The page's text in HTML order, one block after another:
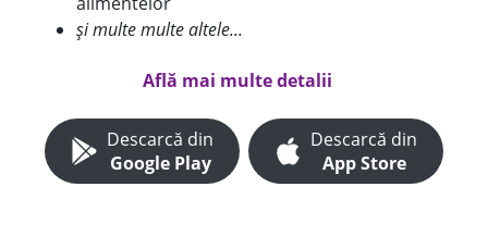
și multe multe altele...
Află mai multe detalii
Descarcă din
Google Play
Descarcă din
App Store